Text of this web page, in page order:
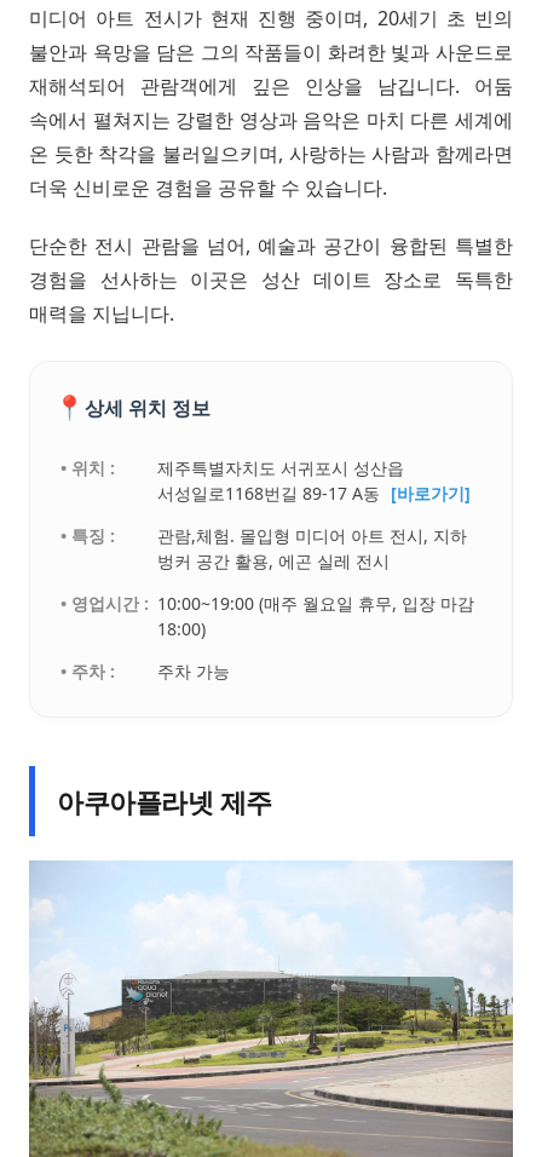
미디어 아트 전시가 현재 진행 중이며, 20세기 초 빈의
불안과 욕망을 담은 그의 작품들이 화려한 빛과 사운드로
재해석되어 관람객에게 깊은 인상을 남깁니다. 어둠
속에서 펼쳐지는 강렬한 영상과 음악은 마치 다른 세계에
온 듯한 착각을 불러일으키며, 사랑하는 사람과 함께라면
더욱 신비로운 경험을 공유할 수 있습니다.
단순한 전시 관람을 넘어, 예술과 공간이 융합된 특별한
경험을 선사하는 이곳은 성산 데이트 장소로 독특한
매력을 지닙니다.
📍 상세 위치 정보
• 위치 :
제주특별자치도 서귀포시 성산읍
서성일로1168번길 89-17 A동 [바로가기]
• 특징 :
관람,체험. 몰입형 미디어 아트 전시, 지하
벙커 공간 활용, 에곤 실레 전시
• 영업시간 : 10:00~19:00 (매주 월요일 휴무, 입장 마감
18:00)
• 주차 :
주차 가능
아쿠아플라넷 제주